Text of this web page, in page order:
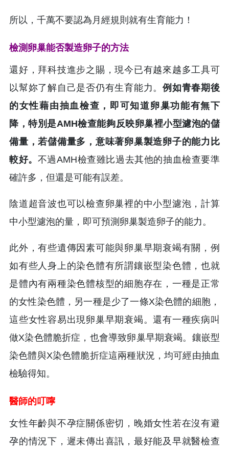
所以，千萬不要認為月經規則就有生育能力！
檢測卵巢能否製造卵子的方法
還好，拜科技進步之賜，現今已有越來越多工具可
以幫妳了解自己是否仍有生育能力。例如青春期後
的女性藉由抽血檢查，即可知道卵巢功能有無下
降，特別是AMH檢查能夠反映卵巢裡小型濾泡的儲
備量，若儲備量多，意味著卵巢製造卵子的能力比
較好。 不過AMH檢查雖比過去其他的抽血檢查要準
確許多，但還是可能有誤差。
陰道超音波也可以檢查卵巢裡的中小型濾泡，計算
中小型濾泡的量，即可預測卵巢製造卵子的能力。
此外，有些遺傳因素可能與卵巢早期衰竭有關，例
如有些人身上的染色體有所謂鑲嵌型染色體，也就
是體內有兩種染色體核型的細胞存在，一種是正常
的女性染色體，另一種是少了一條X染色體的細胞，
這些女性容易出現卵巢早期衰竭。還有一種疾病叫
做X染色體脆折症，也會導致卵巢早期衰竭。鑲嵌型
染色體與X染色體脆折症這兩種狀況，均可經由抽血
檢驗得知。
醫師的叮嚀
女性年齡與不孕症關係密切，晚婚女性若在沒有避
孕的情況下，遲未傳出喜訊，最好能及早就醫檢查